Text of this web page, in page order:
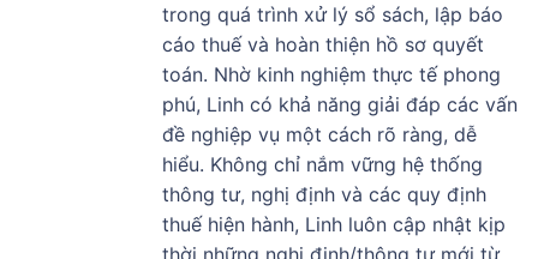
trong quá trình xử lý sổ sách, lập báo
cáo thuế và hoàn thiện hồ sơ quyết
toán. Nhờ kinh nghiệm thực tế phong
phú, Linh có khả năng giải đáp các vấn
đề nghiệp vụ một cách rõ ràng, dễ
hiểu. Không chỉ nắm vững hệ thống
thông tư, nghị định và các quy định
thuế hiện hành, Linh luôn cập nhật kịp
thời những nghị định/thông tư mới từ